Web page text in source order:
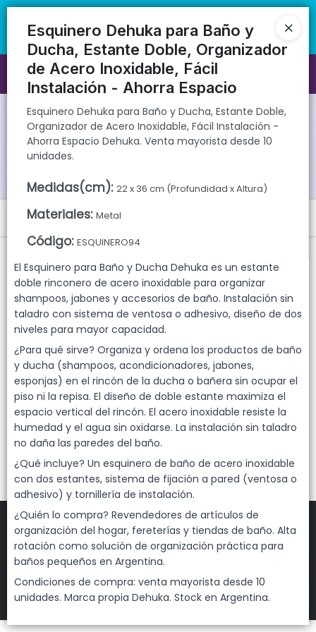
Esquinero Dehuka para Baño y Ducha, Estante Doble, Organizador de
mayorista desde 10 unidades.
Esquinero Dehuka para Baño y
Ducha, Estante Doble, Organizador
de Acero Inoxidable, Fácil
Instalación - Ahorra Espacio
Esquinero Dehuka para Baño y Ducha, Estante Doble,
Organizador de Acero Inoxidable, Fácil Instalación -
Ahorra Espacio Dehuka. Venta mayorista desde 10
unidades.
Medidas(cm): 22 x 36 cm (Profundidad x Altura)
Materiales: Metal
Código: ESQUINERO94
El Esquinero para Baño y Ducha Dehuka es un estante
doble rinconero de acero inoxidable para organizar
shampoos, jabones y accesorios de baño. Instalación sin
taladro con sistema de ventosa o adhesivo, diseño de dos
niveles para mayor capacidad.
¿Para qué sirve? Organiza y ordena los productos de baño
y ducha (shampoos, acondicionadores, jabones,
esponjas) en el rincón de la ducha o bañera sin ocupar el
piso ni la repisa. El diseño de doble estante maximiza el
espacio vertical del rincón. El acero inoxidable resiste la
humedad y el agua sin oxidarse. La instalación sin taladro
no daña las paredes del baño.
¿Qué incluye? Un esquinero de baño de acero inoxidable
con dos estantes, sistema de fijación a pared (ventosa o
adhesivo) y tornillería de instalación.
¿Quién lo compra? Revendedores de artículos de
organización del hogar, fereterías y tiendas de baño. Alta
rotación como solución de organización práctica para
baños pequeños en Argentina.
Condiciones de compra: venta mayorista desde 10
unidades. Marca propia Dehuka. Stock en Argentina.
directa | 📦 Comprá mayorista desde 10 unidades. ¡Registrate y
accedé a precios exclusivos!
Ingresar a la Tienda
CÓMO COMPRAR
QUIÉNES SOMOS
GARANTIAS
CONTACTO
Menú
Esquinero Dehuka para Baño y Ducha, Estante Doble, Organizador
Venta mayorista desde 10 unidades.
Lista vacía
DEHUKA
2026